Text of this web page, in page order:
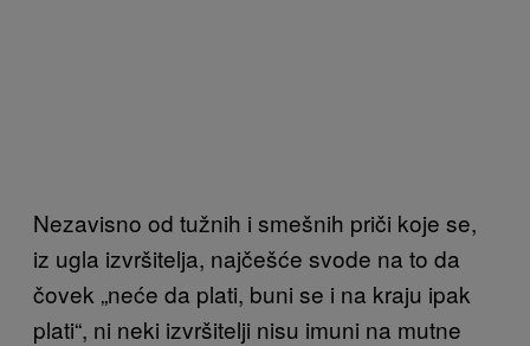
Nezavisno od tužnih i smešnih priči koje se,
iz ugla izvršitelja, najčešće svode na to da
čovek „neće da plati, buni se i na kraju ipak
plati“, ni neki izvršitelji nisu imuni na mutne